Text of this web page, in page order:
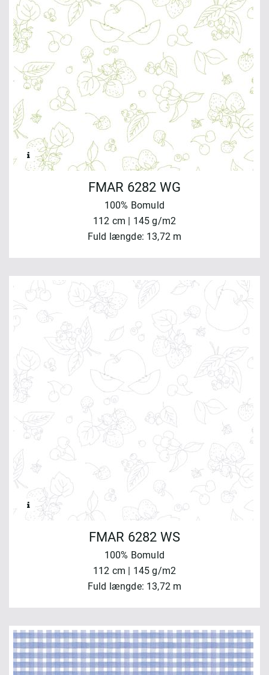
FMAR 6282 WG
100% Bomuld
112 cm | 145 g/m2
Fuld længde: 13,72 m
FMAR 6282 WS
100% Bomuld
112 cm | 145 g/m2
Fuld længde: 13,72 m